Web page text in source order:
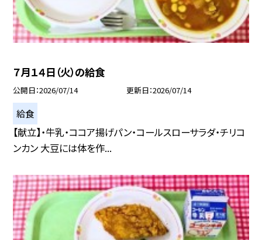
７月１４日（火）の給食
公開日 2026/07/14 更新日 2026/07/14
給食
【献立】・牛乳・ココア揚げパン・コールスローサラダ・チリコ
ンカン 大豆には体を作...